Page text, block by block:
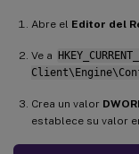
Abre el Editor del
Ve a
Crea un valor
establece su valor